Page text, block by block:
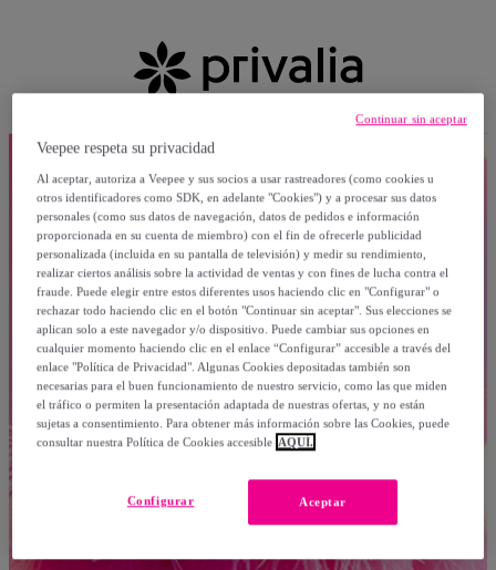
Veepee respeta su privacidad
Al aceptar, autoriza a Veepee y sus socios a usar rastreadores (como cookies u
otros identificadores como SDK, en adelante "Cookies") y a procesar sus datos
personales (como sus datos de navegación, datos de pedidos e información
proporcionada en su cuenta de miembro) con el fin de ofrecerle publicidad
personalizada (incluida en su pantalla de televisión) y medir su rendimiento,
realizar ciertos análisis sobre la actividad de ventas y con fines de lucha contra el
fraude. Puede elegir entre estos diferentes usos haciendo clic en "Configurar" o
rechazar todo haciendo clic en el botón "Continuar sin aceptar". Sus elecciones se
aplican solo a este navegador y/o dispositivo. Puede cambiar sus opciones en
cualquier momento haciendo clic en el enlace “Configurar” accesible a través del
enlace "Política de Privacidad". Algunas Cookies depositadas también son
necesarias para el buen funcionamiento de nuestro servicio, como las que miden
el tráfico o permiten la presentación adaptada de nuestras ofertas, y no están
sujetas a consentimiento. Para obtener más información sobre las Cookies, puede
consultar nuestra Política de Cookies accesible AQUÍ.
Aceptar
Configurar
Continuar sin aceptar